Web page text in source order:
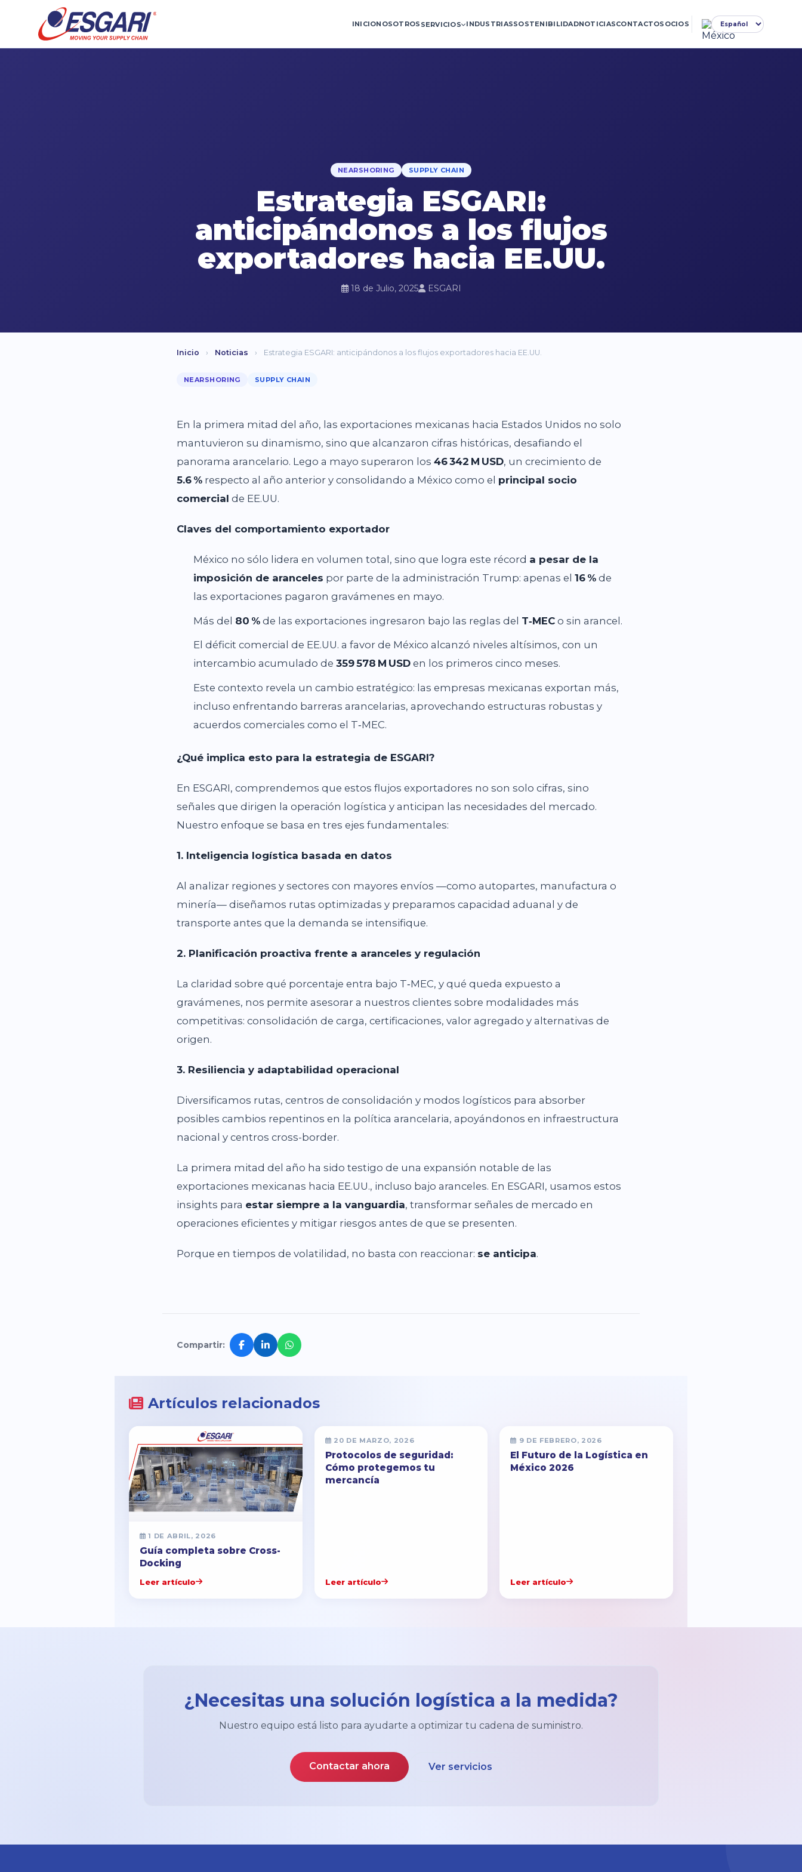
INICIONOSOTROS SERVICIOS INDUSTRIASSOSTENIBILIDADNOTICIASCONTACTOSOCIOS
NEARSHORING SUPPLY CHAIN
Estrategia ESGARI:
anticipándonos a los flujos
exportadores hacia EE.UU.
18 de Julio, 2025 ESGARI
Inicio › Noticias › Estrategia ESGARI: anticipándonos a los flujos exportadores hacia EE.UU.
NEARSHORING SUPPLY CHAIN
En la primera mitad del año, las exportaciones mexicanas hacia Estados Unidos no solo
mantuvieron su dinamismo, sino que alcanzaron cifras históricas, desafiando el
panorama arancelario. Lego a mayo superaron los 46342 M USD, un crecimiento de
5.6 % respecto al año anterior y consolidando a México como el principal socio
comercial de EE.UU.
Claves del comportamiento exportador
México no sólo lidera en volumen total, sino que logra este récord a pesar de la
imposición de aranceles por parte de la administración Trump: apenas el 16 % de
las exportaciones pagaron gravámenes en mayo.
Más del 80 % de las exportaciones ingresaron bajo las reglas del T‑MEC o sin arancel.
El déficit comercial de EE.UU. a favor de México alcanzó niveles altísimos, con un
intercambio acumulado de 359578 M USD en los primeros cinco meses.
Este contexto revela un cambio estratégico: las empresas mexicanas exportan más,
incluso enfrentando barreras arancelarias, aprovechando estructuras robustas y
acuerdos comerciales como el T‑MEC.
¿Qué implica esto para la estrategia de ESGARI?
En ESGARI, comprendemos que estos flujos exportadores no son solo cifras, sino
señales que dirigen la operación logística y anticipan las necesidades del mercado.
Nuestro enfoque se basa en tres ejes fundamentales:
1. Inteligencia logística basada en datos
Al analizar regiones y sectores con mayores envíos —como autopartes, manufactura o
minería— diseñamos rutas optimizadas y preparamos capacidad aduanal y de
transporte antes que la demanda se intensifique.
2. Planificación proactiva frente a aranceles y regulación
La claridad sobre qué porcentaje entra bajo T‑MEC, y qué queda expuesto a
gravámenes, nos permite asesorar a nuestros clientes sobre modalidades más
competitivas: consolidación de carga, certificaciones, valor agregado y alternativas de
origen.
3. Resiliencia y adaptabilidad operacional
Diversificamos rutas, centros de consolidación y modos logísticos para absorber
posibles cambios repentinos en la política arancelaria, apoyándonos en infraestructura
nacional y centros cross-border.
La primera mitad del año ha sido testigo de una expansión notable de las
exportaciones mexicanas hacia EE.UU., incluso bajo aranceles. En ESGARI, usamos estos
insights para estar siempre a la vanguardia, transformar señales de mercado en
operaciones eficientes y mitigar riesgos antes de que se presenten.
Porque en tiempos de volatilidad, no basta con reaccionar: se anticipa.
Compartir:
Artículos relacionados
1 DE ABRIL, 2026
Guía completa sobre Cross-
Docking
Leer artículo
20 DE MARZO, 2026
Protocolos de seguridad:
Cómo protegemos tu
mercancía
Leer artículo
9 DE FEBRERO, 2026
El Futuro de la Logística en
México 2026
Leer artículo
¿Necesitas una solución logística a la medida?
Nuestro equipo está listo para ayudarte a optimizar tu cadena de suministro.
Contactar ahora Ver servicios